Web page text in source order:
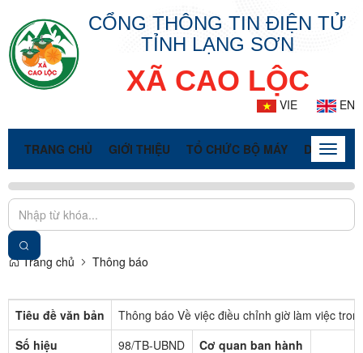
CỔNG THÔNG TIN ĐIỆN TỬ
TỈNH LẠNG SƠN
XÃ CAO LỘC
VIE EN
TRANG CHỦ GIỚI THIỆU TỔ CHỨC BỘ MÁY DOANH
Toggle
Trang chủ Thông báo
Tiêu đề văn bản
Thông báo Về việc điều chỉnh giờ làm việc
Số hiệu
98/TB-UBND
Cơ quan ban hành